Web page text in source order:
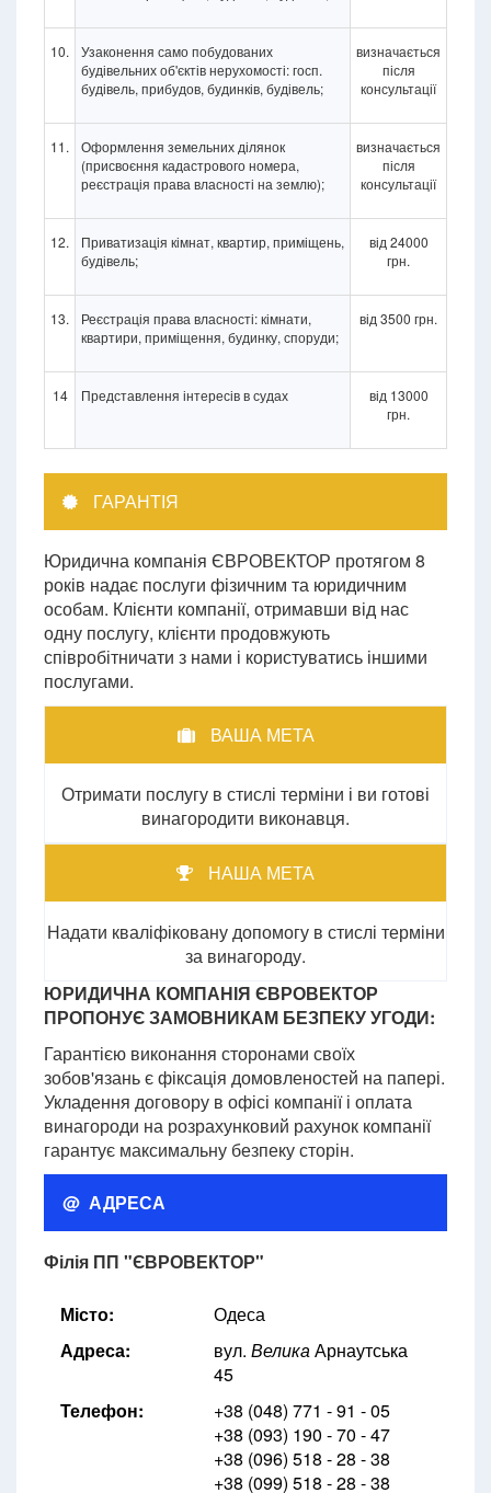
10.
Узаконення само побудованих
будівельних об'єктів нерухомості: госп.
будівель, прибудов, будинків, будівель;
визначається
після
консультації
11.
Оформлення земельних ділянок
(присвоєння кадастрового номера,
реєстрація права власності на землю);
визначається
після
консультації
12.
Приватизація кімнат, квартир, приміщень,
будівель;
від 24000
грн.
13.
Реєстрація права власності: кімнати,
квартири, приміщення, будинку, споруди;
від 3500 грн.
14 Представлення інтересів в судах
від 13000
грн.
ГАРАНТІЯ
Юридична компанія ЄВРОВЕКТОР протягом 8
років надає послуги фізичним та юридичним
особам. Клієнти компанії, отримавши від нас
одну послугу, клієнти продовжують
співробітничати з нами і користуватись іншими
послугами.
ВАША МЕТА
Отримати послугу в стислі терміни і ви готові
винагородити виконавця.
НАША МЕТА
Надати кваліфіковану допомогу в стислі терміни
за винагороду.
ЮРИДИЧНА КОМПАНІЯ ЄВРОВЕКТОР
ПРОПОНУЄ ЗАМОВНИКАМ БЕЗПЕКУ УГОДИ:
Гарантією виконання сторонами своїх
зобов'язань є фіксація домовленостей на папері.
Укладення договору в офісі компанії і оплата
винагороди на розрахунковий рахунок компанії
гарантує максимальну безпеку сторін.
@ АДРЕСА
Філія ПП "ЄВРОВЕКТОР"
Місто:
Одеса
Адреса:
вул. ВеликаАрнаутська
45
Телефон:
+38 (048) 771 - 91 - 05
+38 (093) 190 - 70 - 47
+38 (096) 518 - 28 - 38
+38 (099) 518 - 28 - 38